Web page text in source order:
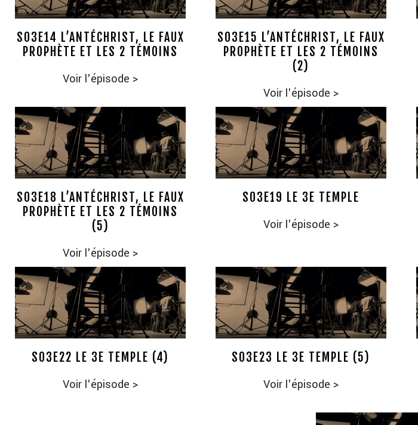
S03E14 L’ANTÉCHRIST, LE FAUX
PROPHÈTE ET LES 2 TÉMOINS
Voir l'épisode >
S03E15 L’ANTÉCHRIST, LE FAUX
PROPHÈTE ET LES 2 TÉMOINS
(2)
Voir l'épisode >
S03E18 L’ANTÉCHRIST, LE FAUX
PROPHÈTE ET LES 2 TÉMOINS
(5)
Voir l'épisode >
S03E19 LE 3E TEMPLE
Voir l'épisode >
S03E22 LE 3E TEMPLE (4)
Voir l'épisode >
S03E23 LE 3E TEMPLE (5)
Voir l'épisode >